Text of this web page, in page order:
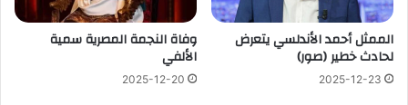
الممثل أحمد الأندلسي يتعرض
لحادث خطير (صور)
2025-12-23
وفاة النجمة المصرية سمية
الألفي
2025-12-20